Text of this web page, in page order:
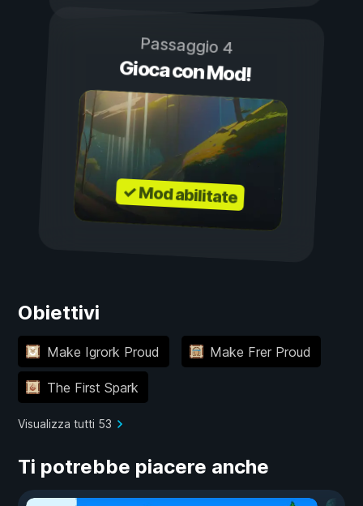
Passaggio 4
Gioca con Mod!
✓ Mod abilitate
Obiettivi
Make Igrork Proud Make Frer Proud
The First Spark
Visualizza tutti 53
Ti potrebbe piacere anche